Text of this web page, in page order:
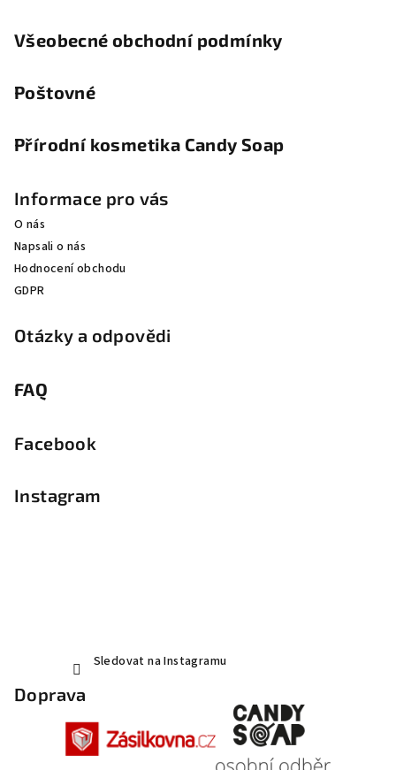
Všeobecné obchodní podmínky
Poštovné
Přírodní kosmetika Candy Soap
Informace pro vás
O nás
Napsali o nás
Hodnocení obchodu
GDPR
Otázky a odpovědi
FAQ
Facebook
Instagram
Sledovat na Instagramu
Doprava